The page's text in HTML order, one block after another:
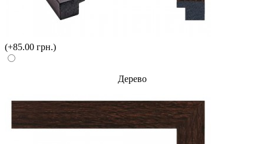
(+85.00 грн.)
Дерево